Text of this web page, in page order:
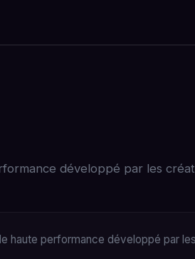
développé par les
haute performance développé par